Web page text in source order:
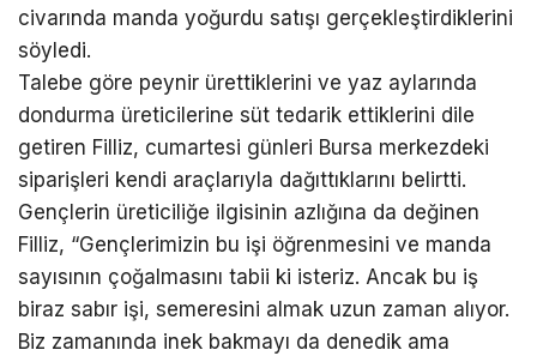
civarında manda yoğurdu satışı gerçekleştirdiklerini
söyledi.
Talebe göre peynir ürettiklerini ve yaz aylarında
dondurma üreticilerine süt tedarik ettiklerini dile
getiren Filliz, cumartesi günleri Bursa merkezdeki
siparişleri kendi araçlarıyla dağıttıklarını belirtti.
Gençlerin üreticiliğe ilgisinin azlığına da değinen
Filliz, “Gençlerimizin bu işi öğrenmesini ve manda
sayısının çoğalmasını tabii ki isteriz. Ancak bu iş
biraz sabır işi, semeresini almak uzun zaman alıyor.
Biz zamanında inek bakmayı da denedik ama